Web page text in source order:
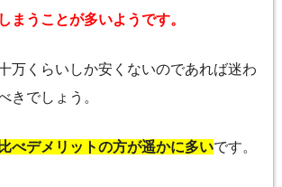
まうことが多いようです。
万くらいしか安くないのであれば迷わ
きでしょう。
べデメリットの方が遥かに多いです。